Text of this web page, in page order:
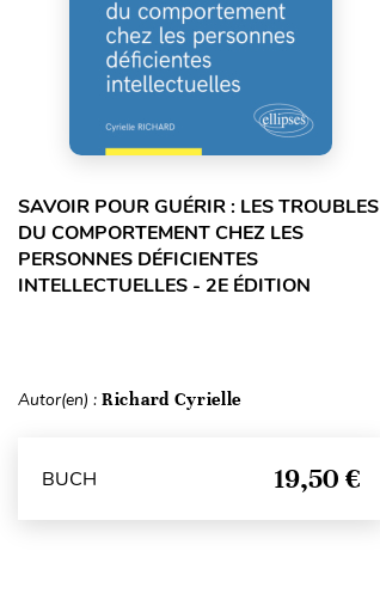
SAVOIR POUR GUÉRIR : LES TROUBLES
DU COMPORTEMENT CHEZ LES
PERSONNES DÉFICIENTES
INTELLECTUELLES - 2E ÉDITION
Autor(en) : Richard Cyrielle
BUCH 19,50 €